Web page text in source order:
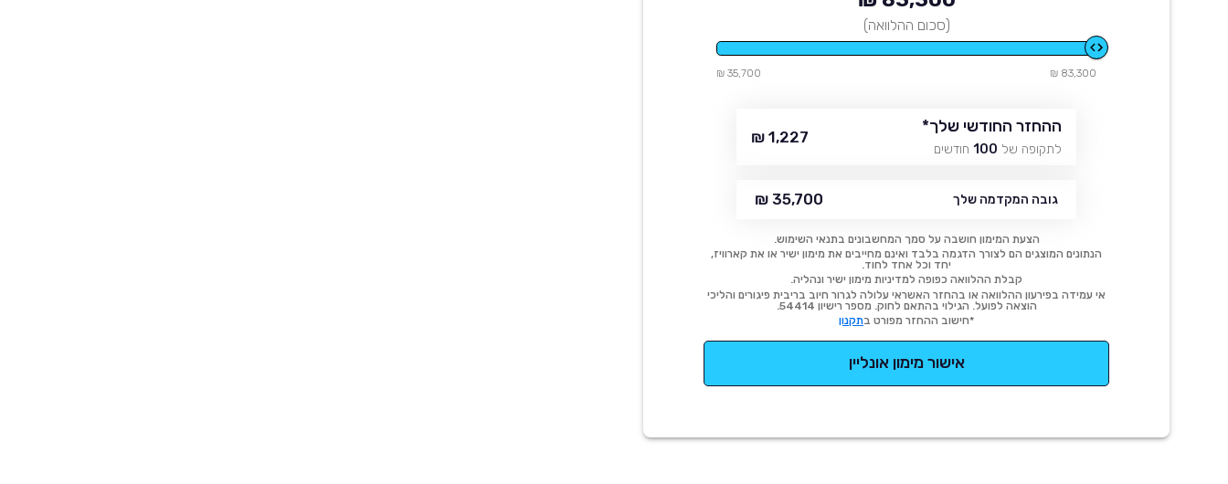
(סכום ההלוואה)
83,300 ₪
35,700 ₪
ההחזר החודשי שלך*
לתקופה של 100 חודשים
1,227 ₪
גובה המקדמה שלך 35,700 ₪
הצעת המימון חושבה על סמך המחשבונים בתנאי השימוש.
הנתונים המוצגים הם לצורך הדגמה בלבד ואינם מחייבים את מימון ישיר או את קארוויז,
יחד וכל אחד לחוד.
קבלת ההלוואה כפופה למדיניות מימון ישיר ונהליה.
אי עמידה בפירעון ההלוואה או בהחזר האשראי עלולה לגרור חיוב בריבית פיגורים והליכי
הוצאה לפועל. הגילוי בהתאם לחוק. מספר רישיון 54414.
*חישוב ההחזר מפורט בתקנון
אישור מימון אונליין